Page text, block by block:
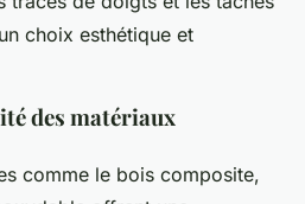
choix esthétique et
des matériaux
comme le bois composite,